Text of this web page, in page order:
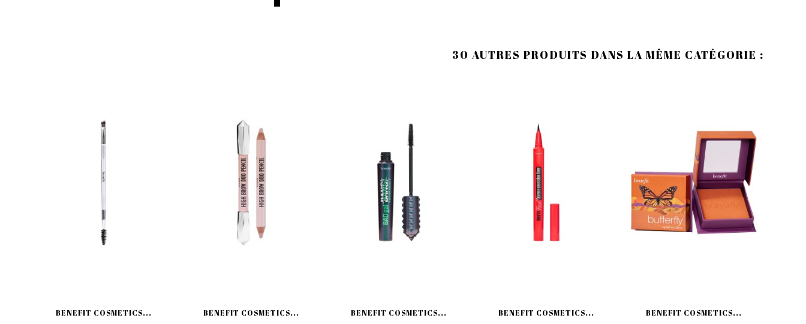
30 AUTRES PRODUITS DANS LA MÊME CATÉGORIE :
BENEFIT COSMETICS... BENEFIT COSMETICS... BENEFIT COSMETICS... BENEFIT COSMETICS... BENEFIT COSMETICS...